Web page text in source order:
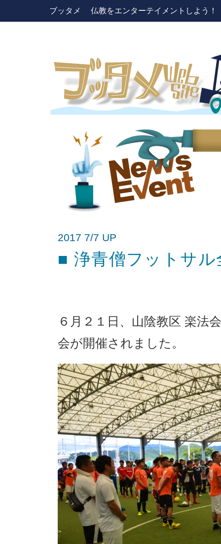
ブッタメ 仏教をエンターテイメントしよう
2017 7/7 UP
■ 浄青僧フットサ
６月２１日、山陰教区 楽法
会が開催されました。